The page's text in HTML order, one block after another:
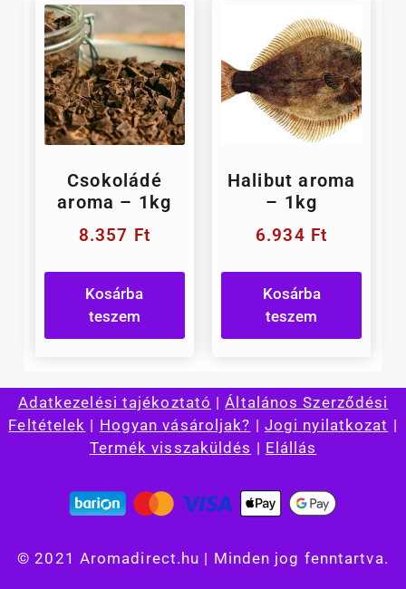
Csokoládé
aroma – 1kg
8.357 Ft
Kosárba
teszem
Halibut aroma
– 1kg
6.934 Ft
Kosárba
teszem
Adatkezelési tajékoztató |Általános Szerződési
Feltételek | Hogyan vásároljak? | Jogi nyilatkozat |
Termék visszaküldés | Elállás
© 2021 Aromadirect.hu | Minden jog fenntartva.